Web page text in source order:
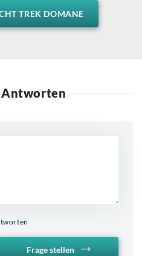
TREK DOMANE
Antworten
Frage stellen